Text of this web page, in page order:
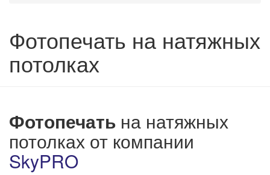
Фотопечать на натяжных
потолках
Фотопечать на натяжных
потолках от компании
SkyPRO